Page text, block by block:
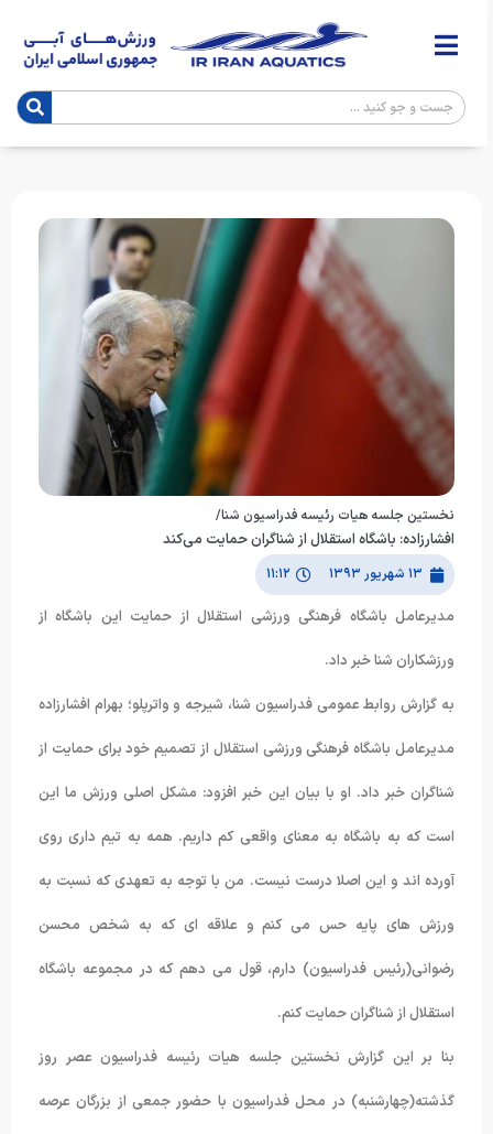
نخستین جلسه هیات رئیسه فدراسیون شنا/
افشارزاده: باشگاه استقلال از شناگران حمایت می‌کند
۱۳ شهریور ۱۳۹۳ ۱۱:۱۲
مدیرعامل باشگاه فرهنگی ورزشی استقلال از حمایت این باشگاه از
ورزشکاران شنا خبر داد.
به گزارش روابط عمومی فدراسیون شنا، شیرجه و واترپلو؛ بهرام افشارزاده
مدیرعامل باشگاه فرهنگی ورزشی استقلال از تصمیم خود برای حمایت از
شناگران خبر داد. او با بیان این خبر افزود: مشکل اصلی ورزش ما این
است که به باشگاه به معنای واقعی کم داریم. همه به تیم داری روی
آورده اند و این اصلا درست نیست. من با توجه به تعهدی که نسبت به
ورزش های پایه حس می کنم و علاقه ای که به شخص محسن
رضوانی(رئیس فدراسیون) دارم، قول می دهم که در مجموعه باشگاه
استقلال از شناگران حمایت کنم.
بنا بر این گزارش نخستین جلسه هیات رئیسه فدراسیون عصر روز
گذشته(چهارشنبه) در محل فدراسیون با حضور جمعی از بزرگان عرصه